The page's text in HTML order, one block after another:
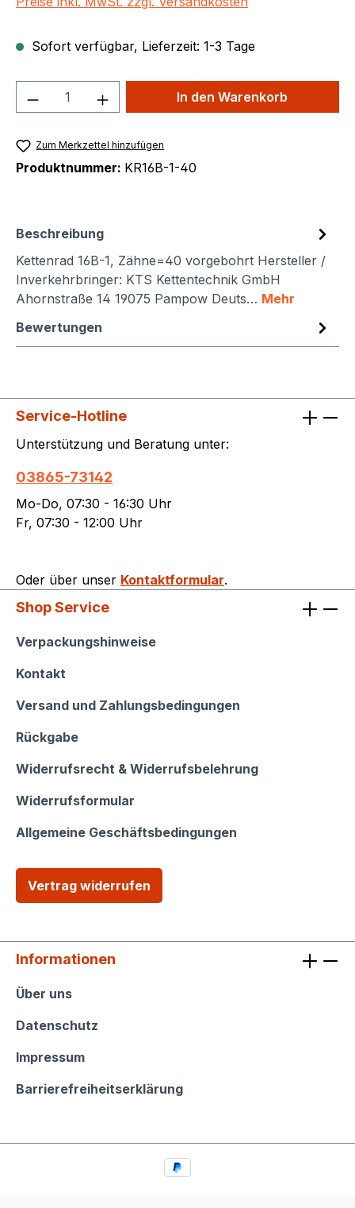
Sofort verfügbar, Lieferzeit: 1-3 Tage
Produkt Anzahl: Gib denIn den Warenkorb
Zum Merkzettel hinzufügen
Produktnummer: KR16B-1-40
Beschreibung
Kettenrad 16B-1, Zähne=40 vorgebohrt Hersteller /
Inverkehrbringer: KTS Kettentechnik GmbH
Ahornstraße 14 19075 Pampow Deuts… Mehr
Bewertungen
Service-Hotline
Unterstützung und Beratung unter:
03865-73142
Mo-Do, 07:30 - 16:30 Uhr
Fr, 07:30 - 12:00 Uhr
Oder über unser Kontaktformular.
Shop Service
Shop Service
Verpackungshinweise
Kontakt
Versand und Zahlungsbedingungen
Rückgabe
Widerrufsrecht & Widerrufsbelehrung
Widerrufsformular
Allgemeine Geschäftsbedingungen
Vertrag widerrufen
Informationen
Informationen
Über uns
Datenschutz
Impressum
Barrierefreiheitserklärung